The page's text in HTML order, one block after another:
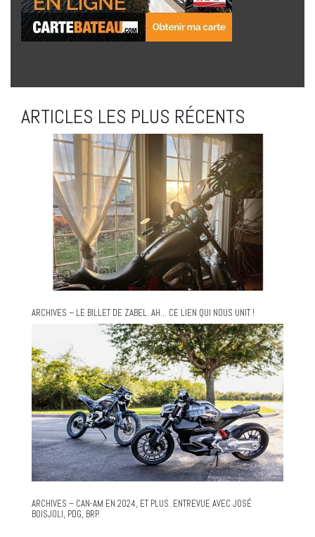
ARTICLES LES PLUS RÉCENTS
ARCHIVES – LE BILLET DE ZABEL. AH… CE LIEN QUI NOUS UNIT !
ARCHIVES – CAN-AM EN 2024, ET PLUS. ENTREVUE AVEC JOSÉ
BOISJOLI, PDG, BRP.